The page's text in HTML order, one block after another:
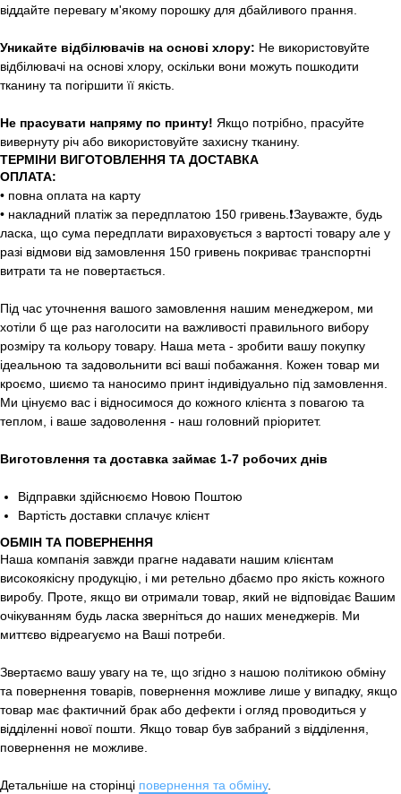
віддайте перевагу м'якому порошку для дбайливого прання.
Уникайте відбілювачів на основі хлору: Не використовуйте
відбілювачі на основі хлору, оскільки вони можуть пошкодити
тканину та погіршити її якість.
Не прасувати напряму по принту! Якщо потрібно, прасуйте
вивернуту річ або використовуйте захисну тканину.
ТЕРМІНИ ВИГОТОВЛЕННЯ ТА ДОСТАВКА
ОПЛАТА:
• повна оплата на карту
• накладний платіж за передплатою 150 гривень.❗️Зауважте, будь
ласка, що сума передплати вираховується з вартості товару але у
разі відмови від замовлення 150 гривень покриває транспортні
витрати та не повертається.
Під час уточнення вашого замовлення нашим менеджером, ми
хотіли б ще раз наголосити на важливості правильного вибору
розміру та кольору товару. Наша мета - зробити вашу покупку
ідеальною та задовольнити всі ваші побажання. Кожен товар ми
кроємо, шиємо та наносимо принт індивідуально під замовлення.
Ми цінуємо вас і відносимося до кожного клієнта з повагою та
теплом, і ваше задоволення - наш головний пріоритет.
Виготовлення та доставка займає 1-7 робочих днів
Відправки здійснюємо Новою Поштою
Вартість доставки сплачує клієнт
ОБМІН ТА ПОВЕРНЕННЯ
Наша компанія завжди прагне надавати нашим клієнтам
високоякісну продукцію, і ми ретельно дбаємо про якість кожного
виробу. Проте, якщо ви отримали товар, який не відповідає Вашим
очікуванням будь ласка зверніться до наших менеджерів. Ми
миттєво відреагуємо на Ваші потреби.
Звертаємо вашу увагу на те, що згідно з нашою політикою обміну
та повернення товарів, повернення можливе лише у випадку, якщо
товар має фактичний брак або дефекти і огляд проводиться у
відділенні нової пошти. Якщо товар був забраний з відділення,
повернення не можливе.
Детальніше на сторінці повернення та обміну.